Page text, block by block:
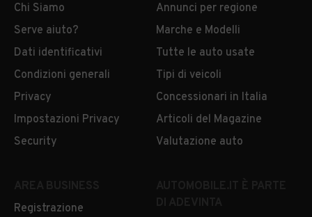
Chi Siamo
Serve aiuto?
Dati identificativi
Condizioni generali
Privacy
Impostazioni Privacy
Security
Annunci per regione
Marche e Modelli
Tutte le auto usate
Tipi di veicoli
Concessionari in Italia
Articoli del Magazine
Valutazione auto
Registrazione